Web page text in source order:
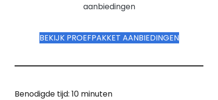
aanbiedingen
BEKIJK PROEFPAKKET AANBIEDINGEN
Benodigde tijd: 10 minuten